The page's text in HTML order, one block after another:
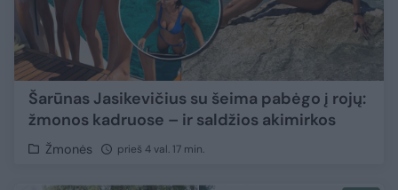
Šarūnas Jasikevičius su šeima pabėgo į rojų:
žmonos kadruose – ir saldžios akimirkos
Žmonės prieš 4 val. 17 min.